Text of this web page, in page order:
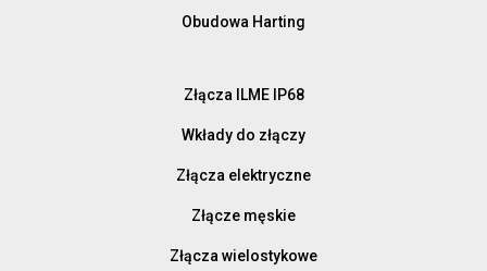
Obudowa Harting
Złącza ILME IP68
Wkłady do złączy
Złącza elektryczne
Złącze męskie
Złącza wielostykowe